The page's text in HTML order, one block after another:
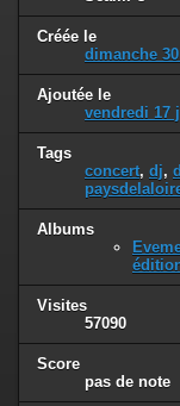
Créée le
dimanche
Ajoutée le
vendredi 17
Tags
concert, dj,
Albums
Visites
57090
Score
pas de note